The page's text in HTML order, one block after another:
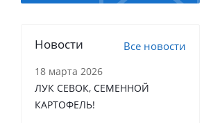
Новости Все новости
18 марта 2026
ЛУК СЕВОК, СЕМЕННОЙ
КАРТОФЕЛЬ!